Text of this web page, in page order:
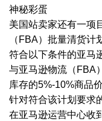
神秘彩蛋
美国站卖家还有一项
（ FBA）批量清货计
符合以下条件的亚马
与亚马逊物流（FBA
库存的5%-10%商品价
针对符合该计划要求
在亚马逊运营中心收